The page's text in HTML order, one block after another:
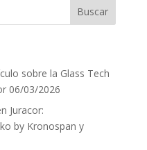
sobre la Glass Tech
06/03/2026
Juracor:
by Kronospan y